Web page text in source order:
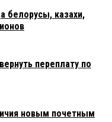
белорусы, казахи,
переплату по
новым почетным